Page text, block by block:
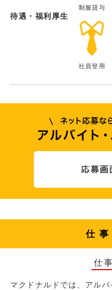
待遇・福利厚生
制服貸与
社員登用
仕
仕
マクドナルドでは、アル